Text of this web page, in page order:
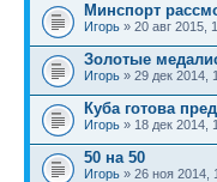
Минспорт
Игорь » 20 авг 2015,
Золотые
Игорь » 29 дек 2014,
Куба готова
Игорь » 18 дек 2014,
50 на 50
Игорь » 26 ноя 2014,